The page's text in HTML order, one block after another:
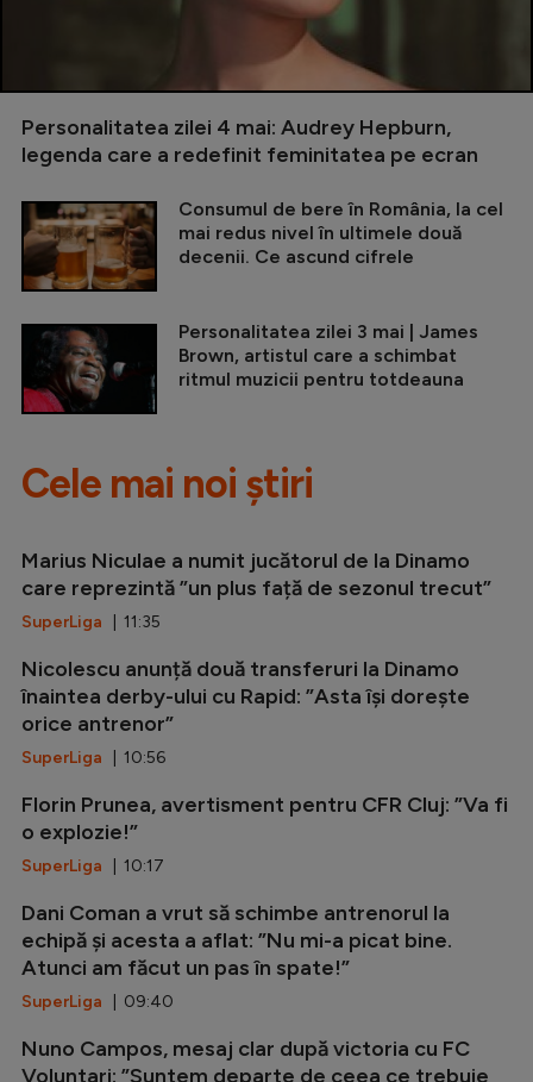
Personalitatea zilei 4 mai: Audrey Hepburn,
legenda care a redefinit feminitatea pe ecran
Consumul de bere în România, la cel
mai redus nivel în ultimele două
decenii. Ce ascund cifrele
Personalitatea zilei 3 mai | James
Brown, artistul care a schimbat
ritmul muzicii pentru totdeauna
Cele mai noi știri
Marius Niculae a numit jucătorul de la Dinamo
care reprezintă ”un plus față de sezonul trecut”
SuperLiga | 11:35
Nicolescu anunță două transferuri la Dinamo
înaintea derby-ului cu Rapid: ”Asta își dorește
orice antrenor”
SuperLiga | 10:56
Florin Prunea, avertisment pentru CFR Cluj: ”Va fi
o explozie!”
SuperLiga | 10:17
Dani Coman a vrut să schimbe antrenorul la
echipă și acesta a aflat: ”Nu mi-a picat bine.
Atunci am făcut un pas în spate!”
SuperLiga | 09:40
Nuno Campos, mesaj clar după victoria cu FC
Voluntari: ”Suntem departe de ceea ce trebuie